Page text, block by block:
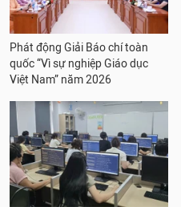
Phát động Giải Báo chí toàn
quốc “Vì sự nghiệp Giáo dục
Việt Nam” năm 2026